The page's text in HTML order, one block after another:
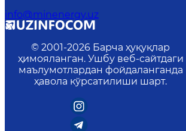
info@minenergy.uz
© 2001-2026 Барча ҳуқуқлар
ҳимояланган. Ушбу веб-сайтдаги
маълумотлардан фойдаланганда
ҳавола кўрсатилиши шарт.